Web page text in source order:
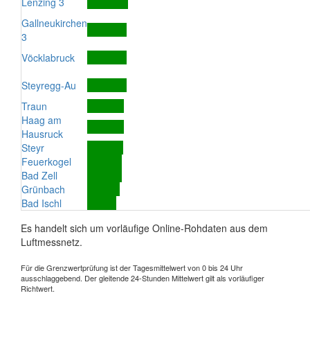
Gallneukirchen
3
Vöcklabruck
Steyregg-Au
Traun
Haag am
Hausruck
Steyr
Feuerkogel
Bad Zell
Grünbach
Bad Ischl
Es handelt sich um vorläufige Online-Rohdaten aus dem
Luftmessnetz.
Für die Grenzwertprüfung ist der Tagesmittelwert von 0 bis 24 Uhr
ausschlaggebend. Der gleitende 24-Stunden Mittelwert gilt als vorläufiger
Richtwert.